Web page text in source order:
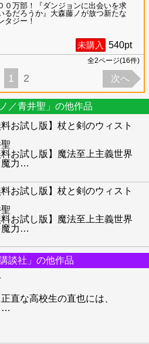
０万部！『ダンジョンに出会いを求
るだろうか』大森藤ノが放つ新たな
タジー！
未購入 540pt
全2ページ(16件)
1 2 次へ
／青井聖」の他作品
お試し版】杖と剣のウィスト
お試し版】魔法至上主義世界
力 …
お試し版】杖と剣のウィスト
お試し版】魔法至上主義世界
力 …
談社」の他作品
直な高校生の直也には、
…